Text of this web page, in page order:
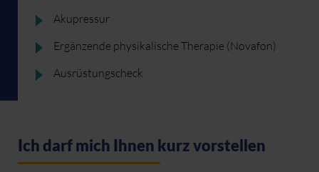
Akupressur
Ergänzende physikalische Therapie (Novafon)
Ausrüstungscheck
Ich darf mich Ihnen kurz vorstellen